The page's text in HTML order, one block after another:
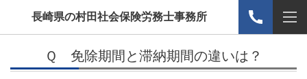
長崎県の村田社会保険労務士事務所
Ｑ 免除期間と滞納期間の違いは？